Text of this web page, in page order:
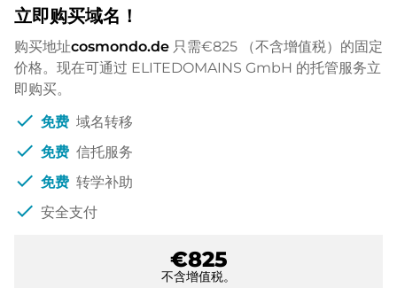
立即购买域名！
购买地址cosmondo.de 只需€825
（不含增值税）的固定
价格。现在可通过 ELITEDOMAINS GmbH 的托管服务立
即购买。
check 免费 域名转移
check 免费 信托服务
check 免费 转学补助
check 安全支付
€825
不含增值税。